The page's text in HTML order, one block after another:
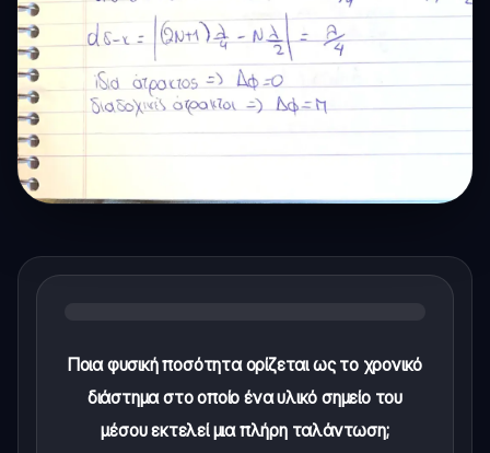
Ποια φυσική ποσότητα ορίζεται ως το χρονικό
διάστημα στο οποίο ένα υλικό σημείο του
μέσου εκτελεί μια πλήρη ταλάντωση;